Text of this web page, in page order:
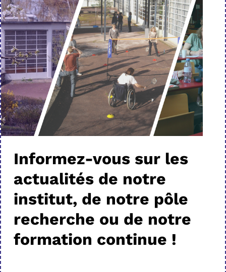
Informez-vous sur les
actualités de notre
institut, de notre pôle
recherche ou de notre
formation continue !